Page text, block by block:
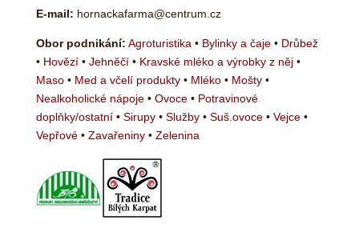
E-mail: hornackafarma@centrum.cz
Obor podnikání: Agroturistika • Bylinky a čaje• Drůbež
• Hovězí• Jehněčí• Kravské mléko a výrobky z něj•
Maso• Med a včelí produkty• Mléko• Mošty•
Nealkoholické nápoje• Ovoce• Potravinové
doplňky/ostatní• Sirupy• Služby• Suš.ovoce• Vejce•
Vepřové• Zavařeniny• Zelenina